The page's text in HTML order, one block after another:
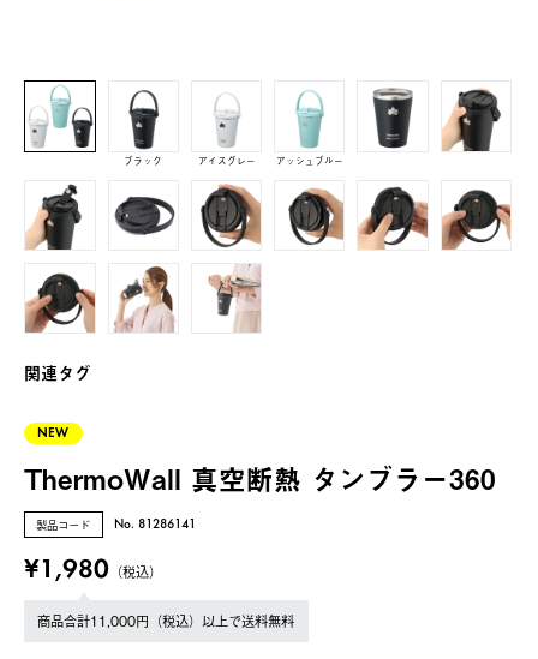
ブラック アイスグレー アッシュブルー
関連タグ
NEW
ThermoWall 真空断熱 タンブラー360
製品コード No. 81286141
¥1,980 （税込）
商品合計11,000円（税込）以上で送料無料